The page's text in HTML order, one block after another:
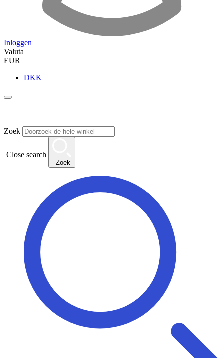
Inloggen
Valuta
EUR
DKK
Zoek
Close search
Zoek